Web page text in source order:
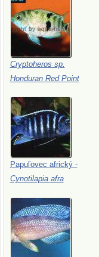
Cryptoheros sp.
Honduran Red Point
Papuľovec africký -
Cynotilapia afra